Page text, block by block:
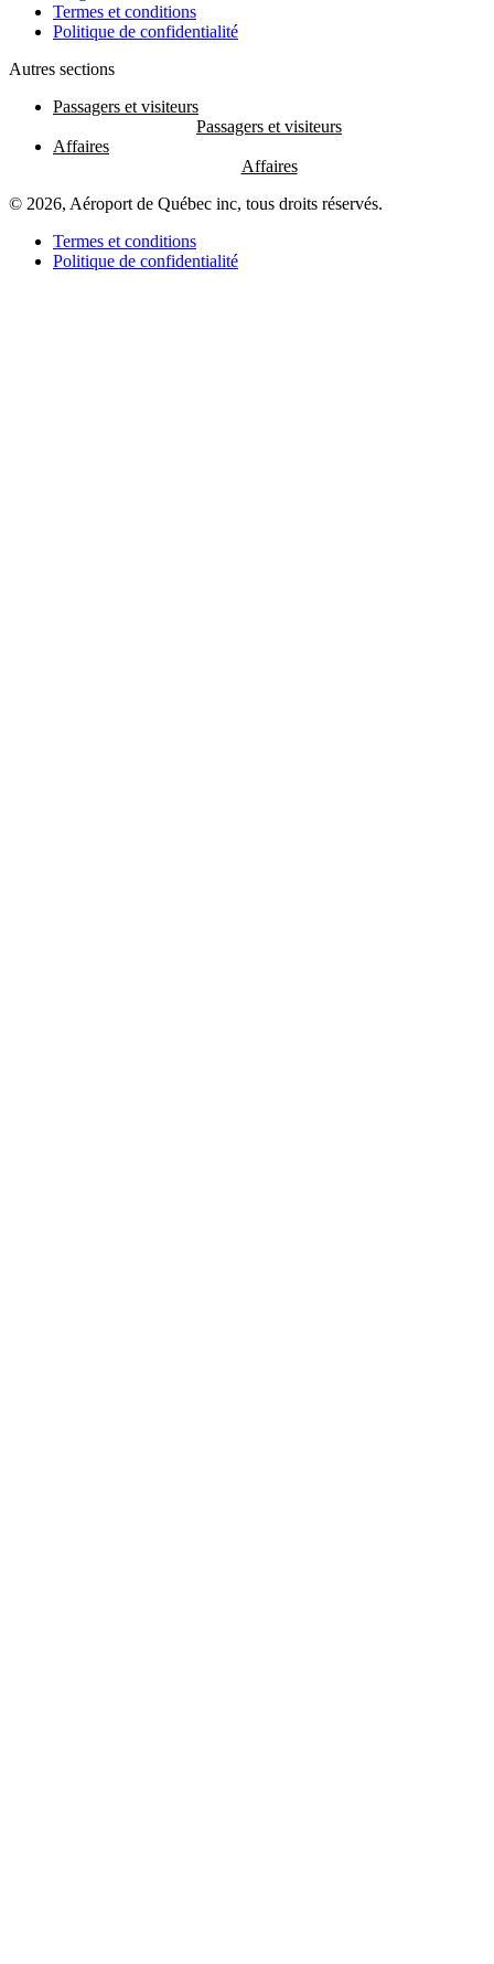
Termes et conditions
Politique de confidentialité
Autres sections
Passagers et visiteurs
Affaires
© 2026, Aéroport de Québec inc, tous droits réservés.
Termes et conditions
Politique de confidentialité